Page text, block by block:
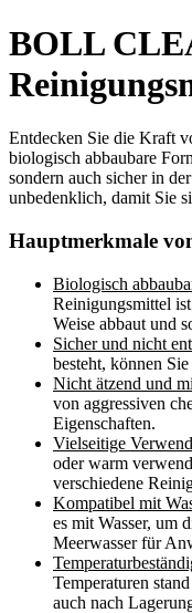
BOLL
Entdecken Sie die Kraft
biologisch abbaubare
sondern auch sicher in
unbedenklich, damit Sie
Hauptmerkmale
Biologisch
Reinigungsmittel
Weise abbaut und
Sicher und nicht
besteht, können
Nicht ätzend und
von aggressiven
Eigenschaften.
Vielseitige
oder warm
verschiedene
Kompatibel mit
es mit Wasser, um
Meerwasser für
Temperaturen
auch nach